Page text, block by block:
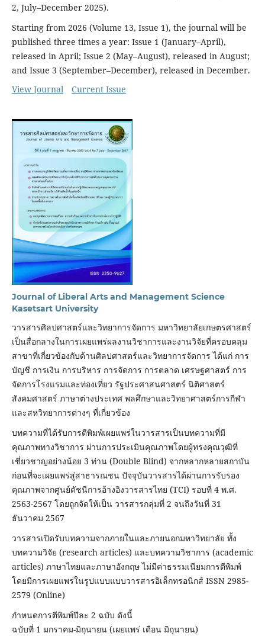
2, July–December 2025).
Starting from 2026 (Volume 13, Issue 1), the journal will be
published three times a year: Issue 1 (January–April),
released in April; Issue 2 (May–August), released in August;
and Issue 3 (September–December), released in December.
View Journal
Current Issue
Journal of Liberal Arts and Management Science
Kasetsart University
วารสารศิลปศาสตร์และวิทยาการจัดการ มหาวิทยาลัยเกษตรศาสตร์
เป็นสื่อกลางในการเผยแพร่ผลงานวิชาการและงานวิจัยที่ครอบคลุม
สาขาที่เกี่ยวข้องกับด้านศิลปศาสตร์และวิทยาการจัดการ ได้แก่ การ
บัญชี การเงิน การบริหาร การจัดการ การตลาด เศรษฐศาสตร์ การ
จัดการโรงแรมและท่องเที่ยว รัฐประศาสนศาสตร์ นิติศาสตร์
สังคมศาสตร์ ภาษาต่างประเทศ พลศึกษาและวิทยาศาสตร์การกีฬา
และสหวิทยาการต่างๆ ที่เกี่ยวข้อง
บทความที่ได้รับการตีพิมพ์เผยแพร่ในวารสารเป็นบทความที่มี
คุณภาพทางวิชาการ ผ่านการประเมินคุณภาพโดยผู้ทรงคุณวุฒิที่
เชี่ยวชาญอย่างน้อย 3 ท่าน (Double Blind) จากหลากหลายสถาบัน
ก่อนที่จะเผยแพร่สู่สาธารณชน ปัจจุบันวารสารได้ผ่านการรับรอง
คุณภาพจากศูนย์ดัชนีการอ้างอิงวารสารไทย (TCI) รอบที่ 4 พ.ศ.
2563-2567 โดยถูกจัดให้เป็น วารสารกลุ่มที่ 2 จนถึงวันที่ 31
ธันวาคม 2567
วารสารเปิดรับบทความจากภายในและภายนอกมหาวิทยาลัย ทั้ง
บทความวิจัย (research articles) และบทความวิชาการ (academic
articles) ภาษาไทยและภาษาอังกฤษ ไม่มีค่าธรรมเนียมการตีพิมพ์
โดยมีการเผยแพร่ในรูปแบบแบบวารสารอิเล็กทรอนิกส์ ISSN 2985-
2579 (Online)
กำหนดการตีพิมพ์ปีละ 2 ฉบับ ดังนี้
ฉบับที่ 1 มกราคม-มิถุนายน (เผยแพร่ เดือน มิถุนายน)